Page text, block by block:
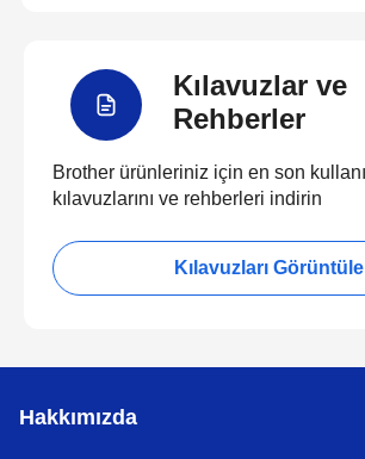
Kılavuzlar ve
Rehberler
Brother ürünleriniz için en son
kılavuzlarını ve rehberleri indirin
Kılavuzları Görüntüle
Hakkımızda